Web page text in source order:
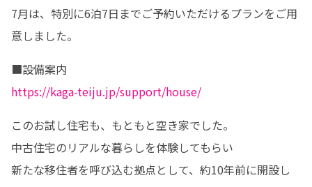
7月は、特別に6泊7日までご予約いただけるプランをご用
意しました。
https://kaga-teiju.jp/support/house/
このお試し住宅も、もともと空き家でした。
中古住宅のリアルな暮らしを体験してもらい
新たな移住者を呼び込む拠点として、約10年前に開設し